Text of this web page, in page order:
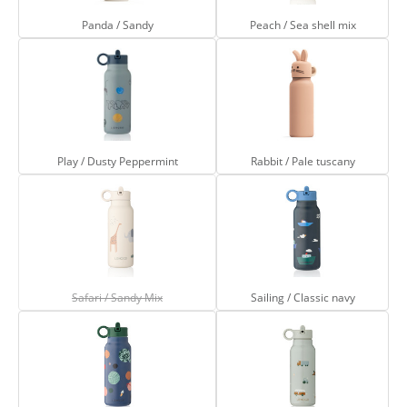
Panda / Sandy Peach / Sea shell mix
Play / Dusty Peppermint
Play / Dusty Peppermint
Rabbit / Pale tuscany
Safari / Sandy Mix
Safari / Sandy Mix
(Diese Option ist zurzeit nicht verfügbar.)
Sailing / Classic navy
Sailing / Classic
Universe / Classic navy Vehicles / dove